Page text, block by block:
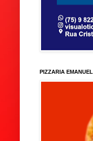
PIZZARIA EMANUEL